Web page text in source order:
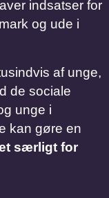
indsatser for
og ude i
af unge,
de sociale
unge i
kan gøre en
særligt for